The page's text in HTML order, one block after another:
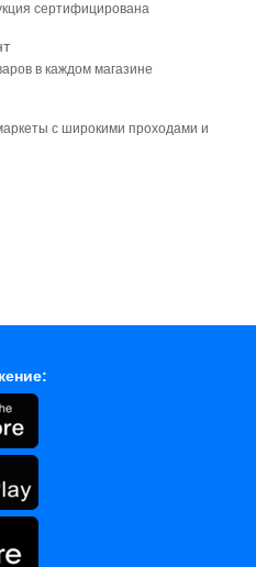
сертифицирована
в каждом магазине
с широкими проходами и